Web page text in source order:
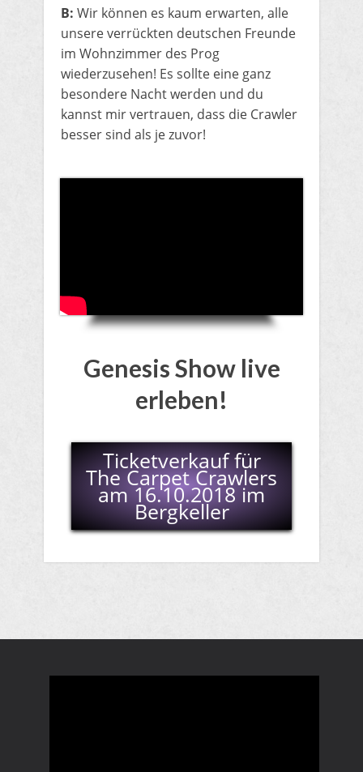
B: Wir können es kaum erwarten, alle
unsere verrückten deutschen Freunde
im Wohnzimmer des Prog
wiederzusehen! Es sollte eine ganz
besondere Nacht werden und du
kannst mir vertrauen, dass die Crawler
besser sind als je zuvor!
Genesis Show live
erleben!
Ticketverkauf für
The Carpet Crawlers
am 16.10.2018 im
Bergkeller